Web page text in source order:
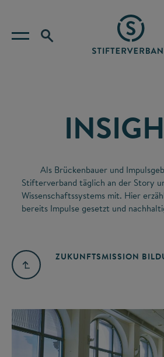
Als Brückenbauer und
Stifterverband täglich an der Story
Wissenschaftssystems mit. Hier
bereits Impulse gesetzt und
ZUKUNFTSMISSION